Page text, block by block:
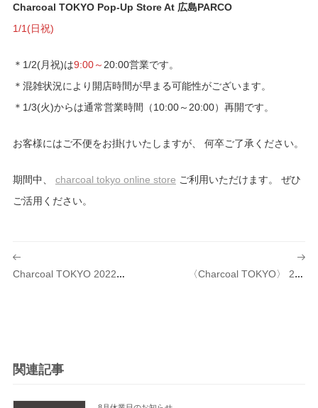
Charcoal TOKYO Pop-Up Store At 広島PARCO
1/1(日祝)
＊1/2(月祝)は9:00～ 20:00営業です。
＊混雑状況により開店時間が早まる可能性がございます。
＊1/3(火)からは通常営業時間（10:00～20:00）再開です。
お客様にはご不便をお掛けいたしますが、 何卒ご了承ください。
期間中、 charcoal tokyo online store ご利用いただけます。 ぜひ
ご活用ください。
投
稿
シ
〈Charcoal TOKYO〉 23SS 第1回 先行予約会開催のお知らせ
Charcoal TOKYO 2022AW SALE 開催のご案内
関連記事